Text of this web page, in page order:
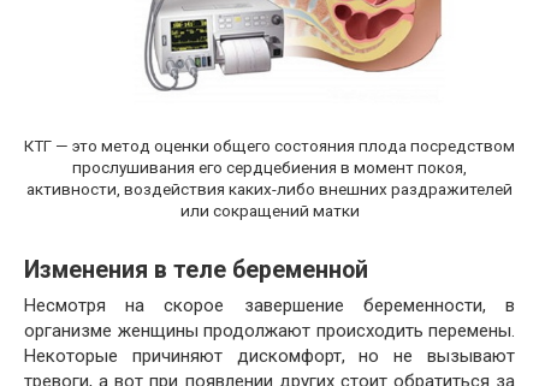
КТГ — это метод оценки общего состояния плода посредством
прослушивания его сердцебиения в момент покоя,
активности, воздействия каких-либо внешних раздражителей
или сокращений матки
Изменения в теле беременной
Несмотря на скорое завершение беременности, в
организме женщины продолжают происходить перемены.
Некоторые причиняют дискомфорт, но не вызывают